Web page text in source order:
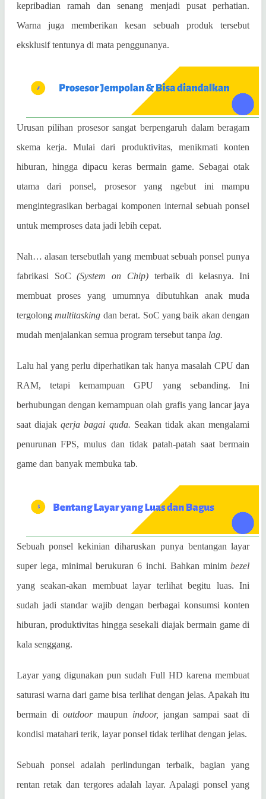
kepribadian ramah dan senang menjadi pusat perhatian.
Warna juga memberikan kesan sebuah produk tersebut
eksklusif tentunya di mata penggunanya.
Urusan pilihan prosesor sangat berpengaruh dalam beragam
skema kerja. Mulai dari produktivitas, menikmati konten
hiburan, hingga dipacu keras bermain game. Sebagai otak
utama dari ponsel, prosesor yang ngebut ini mampu
mengintegrasikan berbagai komponen internal sebuah ponsel
untuk memproses data jadi lebih cepat.
Nah… alasan tersebutlah yang membuat sebuah ponsel punya
fabrikasi SoC(System on Chip) terbaik di kelasnya. Ini
membuat proses yang umumnya dibutuhkan anak muda
tergolongmultitasking dan berat. SoC yang baik akan dengan
mudah menjalankan semua program tersebut tanpa lag.
Lalu hal yang perlu diperhatikan tak hanya masalah CPU dan
RAM, tetapi kemampuan GPU yang sebanding. Ini
berhubungan dengan kemampuan olah grafis yang lancar jaya
saat diajakqerja bagai quda. Seakan tidak akan mengalami
penurunan FPS, mulus dan tidak patah-patah saat bermain
game dan banyak membuka tab.
Sebuah ponsel kekinian diharuskan punya bentangan layar
super lega, minimal berukuran 6 inchi. Bahkan minimbezel
yang seakan-akan membuat layar terlihat begitu luas. Ini
sudah jadi standar wajib dengan berbagai konsumsi konten
hiburan, produktivitas hingga sesekali diajak bermain game di
kala senggang.
Layar yang digunakan pun sudah Full HD karena membuat
saturasi warna dari game bisa terlihat dengan jelas. Apakah itu
bermain dioutdoormaupun indoor, jangan sampai saat di
kondisi matahari terik, layar ponsel tidak terlihat dengan jelas.
Sebuah ponsel adalah perlindungan terbaik, bagian yang
rentan retak dan tergores adalah layar. Apalagi ponsel yang